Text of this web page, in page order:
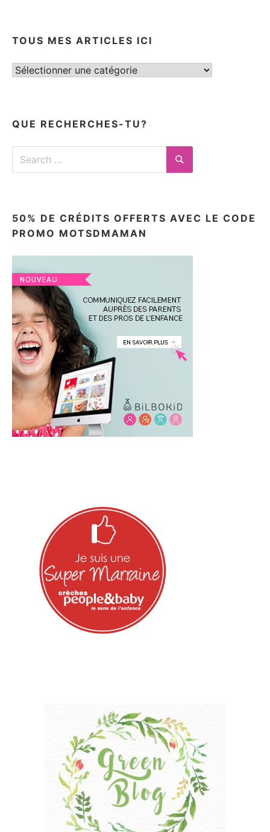
TOUS MES ARTICLES ICI
Tous
QUE RECHERCHES-TU?
Search
Search
50% DE CRÉDITS OFFERTS AVEC LE CODE
PROMO MOTSDMAMAN